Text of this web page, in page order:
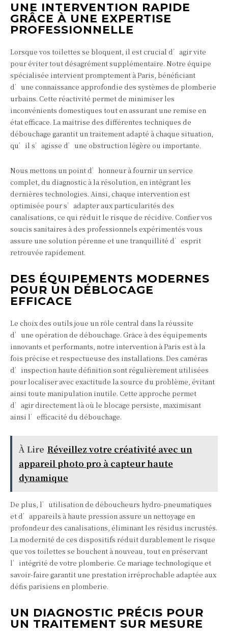
UNE INTERVENTION RAPIDE
GRÂCE À UNE EXPERTISE
PROFESSIONNELLE
Lorsque vos toilettes se bloquent, il est crucial d’agir vite
pour éviter tout désagrément supplémentaire. Notre équipe
spécialisée intervient promptement à Paris, bénéficiant
d’une connaissance approfondie des systèmes de plomberie
urbains. Cette réactivité permet de minimiser les
inconvénients domestiques tout en assurant une remise en
état efficace. La maîtrise des différentes techniques de
débouchage garantit un traitement adapté à chaque situation,
qu’il s’agisse d’une obstruction légère ou importante.
Nous mettons un point d’honneur à fournir un service
complet, du diagnostic à la résolution, en intégrant les
dernières technologies. Ainsi, chaque intervention est
optimisée pour s’adapter aux particularités des
canalisations, ce qui réduit le risque de récidive. Confier vos
soucis sanitaires à des professionnels expérimentés vous
assure une solution pérenne et une tranquillité d’esprit
retrouvée rapidement.
DES ÉQUIPEMENTS MODERNES
POUR UN DÉBLOCAGE
EFFICACE
Le choix des outils joue un rôle central dans la réussite
d’une opération de débouchage. Grâce à des équipements
innovants et performants, notre intervention à Paris est à la
fois précise et respectueuse des installations. Des caméras
d’inspection haute définition sont régulièrement utilisées
pour localiser avec exactitude la source du problème, évitant
ainsi toute manipulation inutile. Cette approche permet
d’agir directement là où le blocage persiste, maximisant
ainsi l’efficacité du débouchage.
À Lire Réveillez votre créativité avec un
appareil photo pro à capteur haute
dynamique
De plus, l’utilisation de déboucheurs hydro-pneumatiques
et d’appareils à haute pression assure un nettoyage en
profondeur des canalisations, éliminant les résidus incrustés.
La modernité de ces dispositifs réduit durablement le risque
que vos toilettes se bouchent à nouveau, tout en préservant
l’intégrité de votre plomberie. Ce mariage technologique et
savoir-faire garantit une prestation irréprochable adaptée aux
défis parisiens en plomberie.
UN DIAGNOSTIC PRÉCIS POUR
UN TRAITEMENT SUR MESURE